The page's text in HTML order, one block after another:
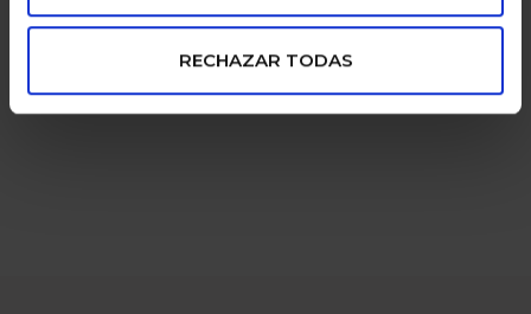
RECHAZAR TODAS
pagos seguros
familias